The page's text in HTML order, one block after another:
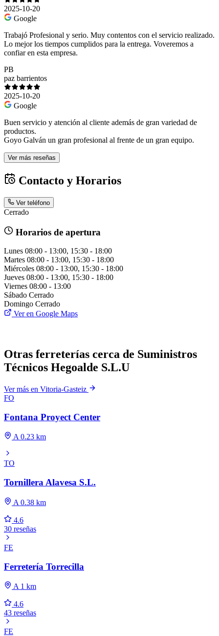
2025-10-20
Google
Trabajó Profesional y serio. Muy contentos con el servicio realizado.
Lo mejor los tiempos cumplidos para la entrega. Voveremos a
confiar en esta empresa.
PB
paz barrientos
2025-10-20
Google
Buen servicio y atención al cliente además de gran variedad de
productos.
Goyo Galván un gran profesional al frente de un gran equipo.
Ver más reseñas
Contacto y Horarios
Ver teléfono
Cerrado
Horarios de apertura
Lunes 08:00 - 13:00, 15:30 - 18:00
Martes 08:00 - 13:00, 15:30 - 18:00
Miércoles 08:00 - 13:00, 15:30 - 18:00
Jueves 08:00 - 13:00, 15:30 - 18:00
Viernes 08:00 - 13:00
Sábado Cerrado
Domingo Cerrado
Ver en Google Maps
Otras ferreterías cerca de Suministros
Técnicos Hegoalde S.L.U
Ver más en Vitoria-Gasteiz
FO
Fontana Proyect Center
A 0.23 km
TO
Tornillera Alavesa S.L.
A 0.38 km
4.6
30 reseñas
FE
Ferretería Torrecilla
A 1 km
4.6
43 reseñas
FE